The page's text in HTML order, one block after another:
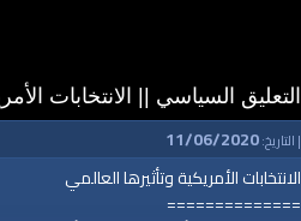
التعليق السياسي || الانتخابات
| التاريخ:11/06/2020
الانتخابات الأمريكية وتأثيرها العالمي
==============